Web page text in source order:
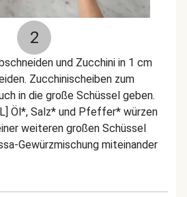
2
und Zucchini in 1 cm
Zucchinischeiben zum
in die große Schüssel geben.
Öl*, Salz* und Pfeffer* würzen
weiteren großen Schüssel
Gewürzmischung miteinander